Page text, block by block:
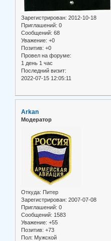
Зарегистрирован: 2012-10-18
Приглашений: 0
Сообщений: 68
Уважение: +0
Позитив: +0
Провел на форуме:
1 день 1 час
Последний визит:
2022-07-15 12:05:11
Arkan
Модератор
Откуда: Питер
Зарегистрирован: 2007-07-08
Приглашений: 0
Сообщений: 1583
Уважение: +55
Позитив: +73
Пол: Мужской